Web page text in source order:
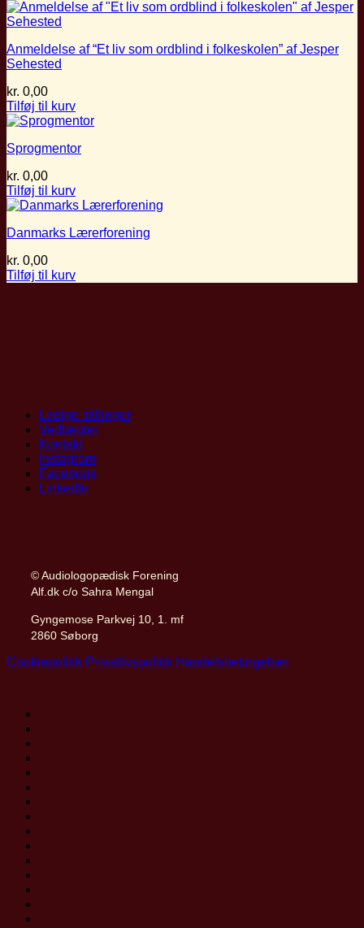
Anmeldelse af “Et liv som ordblind i folkeskolen” af Jesper
Sehested
kr. 0,00
Tilføj til kurv
Sprogmentor
kr. 0,00
Tilføj til kurv
Danmarks Lærerforening
kr. 0,00
Tilføj til kurv
Ledige stillinger
Vedtægter
Kontakt
Instagram
Facebook
LinkedIn
© Audiologopædisk Forening
Alf.dk c/o Sahra Mengal
Gyngemose Parkvej 10, 1. mf
2860 Søborg
Cookiepolitik Privatlivspolitik Handelsbetingelser